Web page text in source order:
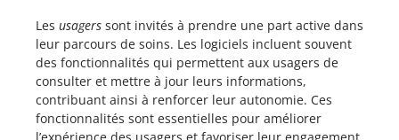
Les usagers sont invités à prendre une part active dans
leur parcours de soins. Les logiciels incluent souvent
des fonctionnalités qui permettent aux usagers de
consulter et mettre à jour leurs informations,
contribuant ainsi à renforcer leur autonomie. Ces
fonctionnalités sont essentielles pour améliorer